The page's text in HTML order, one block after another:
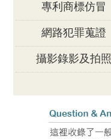
專利商標仿冒
網路犯罪蒐證
攝影錄影及拍照